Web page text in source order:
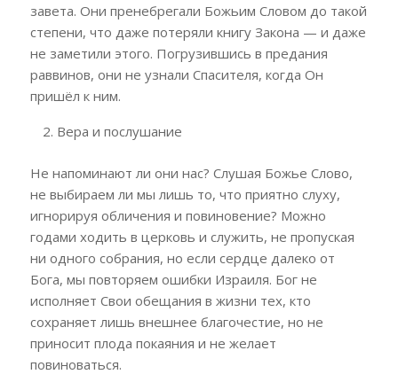
завета. Они пренебрегали Божьим Словом до такой
степени, что даже потеряли книгу Закона — и даже
не заметили этого. Погрузившись в предания
раввинов, они не узнали Спасителя, когда Он
пришёл к ним.
Вера и послушание
Не напоминают ли они нас? Слушая Божье Слово,
не выбираем ли мы лишь то, что приятно слуху,
игнорируя обличения и повиновение? Можно
годами ходить в церковь и служить, не пропуская
ни одного собрания, но если сердце далеко от
Бога, мы повторяем ошибки Израиля. Бог не
исполняет Свои обещания в жизни тех, кто
сохраняет лишь внешнее благочестие, но не
приносит плода покаяния и не желает
повиноваться.